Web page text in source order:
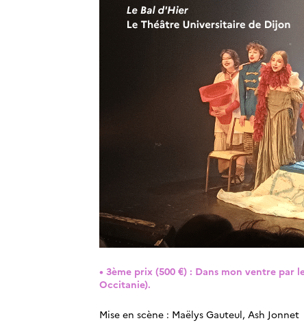
• 3ème prix (500 €) : Dans mon ventre par
Occitanie).
Mise en scène : Maëlys Gauteul, Ash Jonnet